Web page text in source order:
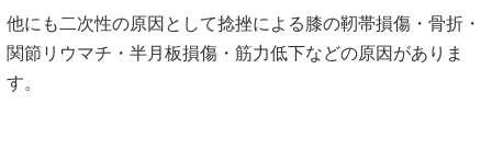
他にも二次性の原因として捻挫による膝の靭帯損傷・骨折・
関節リウマチ・半月板損傷・筋力低下などの原因がありま
す。